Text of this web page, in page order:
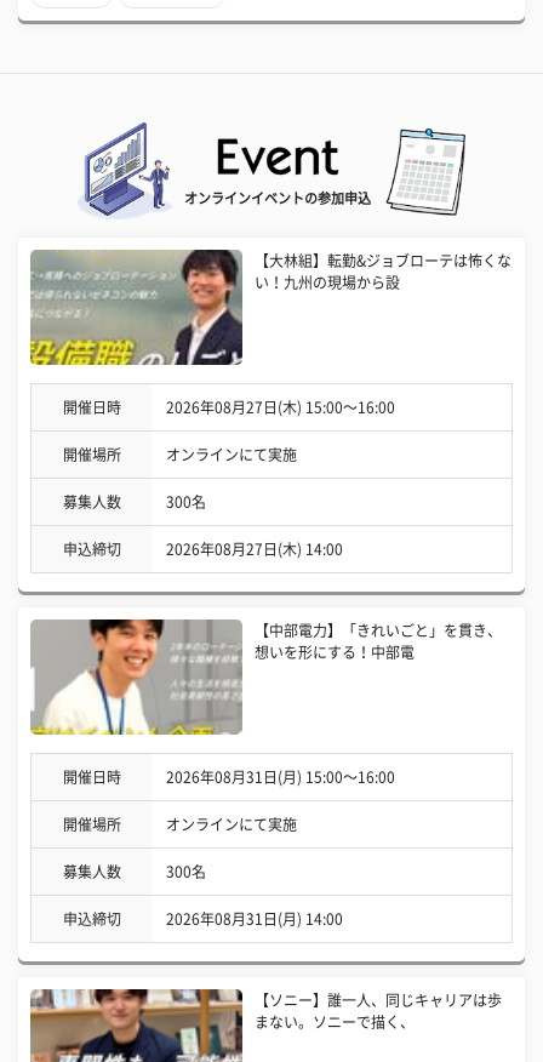
オンラインイベントの参加申込
【大林組】転勤&ジョブローテは怖くな
い！九州の現場から設
開催日時 2026年08月27日(木) 15:00〜16:00
開催場所 オンラインにて実施
募集人数 300名
申込締切 2026年08月27日(木) 14:00
【中部電力】「きれいごと」を貫き、
想いを形にする！中部電
開催日時 2026年08月31日(月) 15:00〜16:00
開催場所 オンラインにて実施
募集人数 300名
申込締切 2026年08月31日(月) 14:00
【ソニー】誰一人、同じキャリアは歩
まない。ソニーで描く、